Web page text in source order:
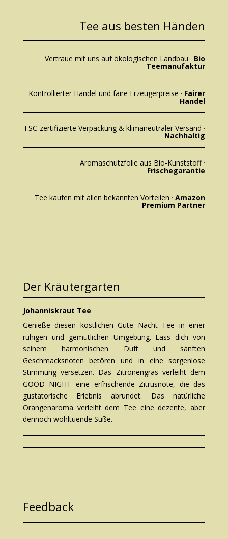
Tee aus besten Händen
Vertraue mit uns auf ökologischen Landbau · Bio
Teemanufaktur
Kontrollierter Handel und faire Erzeugerpreise · Fairer
Handel
FSC-zertifizierte Verpackung & klimaneutraler Versand ·
Nachhaltig
Aromaschutzfolie aus Bio-Kunststoff ·
Frischegarantie
Tee kaufen mit allen bekannten Vorteilen ·Amazon
Premium Partner
Der Kräutergarten
Johanniskraut Tee
Genieße diesen köstlichen Gute Nacht Tee in einer
ruhigen und gemütlichen Umgebung. Lass dich von
seinem harmonischen Duft und sanften
Geschmacksnoten betören und in eine sorgenlose
Stimmung versetzen. Das Zitronengras verleiht dem
GOOD NIGHT eine erfrischende Zitrusnote, die das
gustatorische Erlebnis abrundet. Das natürliche
Orangenaroma verleiht dem Tee eine dezente, aber
dennoch wohltuende Süße.
Feedback